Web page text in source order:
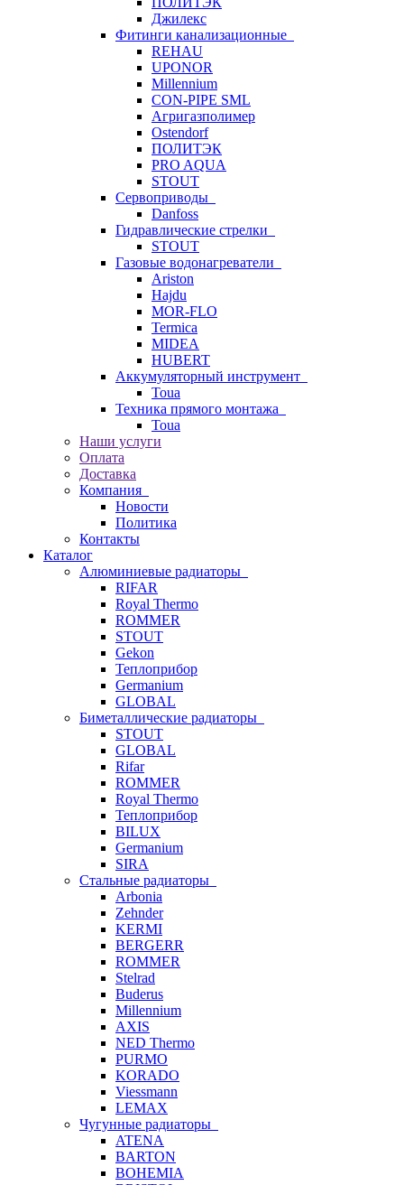
Джилекс
Фитинги канализационные
REHAU
UPONOR
Millennium
CON-PIPE SML
Агригазполимер
Ostendorf
ПОЛИТЭК
PRO AQUA
STOUT
Сервоприводы
Danfoss
Гидравлические стрелки
STOUT
Газовые водонагреватели
Ariston
Hajdu
MOR-FLO
Termica
MIDEA
HUBERT
Аккумуляторный инструмент
Toua
Техника прямого монтажа
Toua
Наши услуги
Оплата
Доставка
Компания
Новости
Политика
Контакты
Каталог
Алюминиевые радиаторы
RIFAR
Royal Thermo
ROMMER
STOUT
Gekon
Теплоприбор
Germanium
GLOBAL
Биметаллические радиаторы
STOUT
GLOBAL
Rifar
ROMMER
Royal Thermo
Теплоприбор
BILUX
Germanium
SIRA
Стальные радиаторы
Arbonia
Zehnder
KERMI
BERGERR
ROMMER
Stelrad
Buderus
Millennium
AXIS
NED Thermo
PURMO
KORADO
Viessmann
LEMAX
Чугунные радиаторы
ATENA
BARTON
BOHEMIA